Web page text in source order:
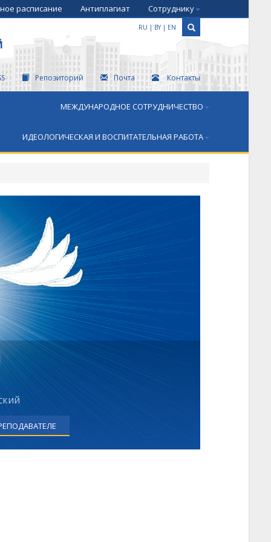
расписание Антиплагиат Сотруднику
RU | BY | EN
Репозиторий Почта Контакты
МЕЖДУНАРОДНОЕ СОТРУДНИЧЕСТВО
ИДЕОЛОГИЧЕСКАЯ И ВОСПИТАТЕЛЬНАЯ РАБОТА